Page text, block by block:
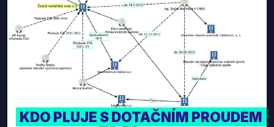
KDO PLUJE S DOTAČNÍM PROUDEM